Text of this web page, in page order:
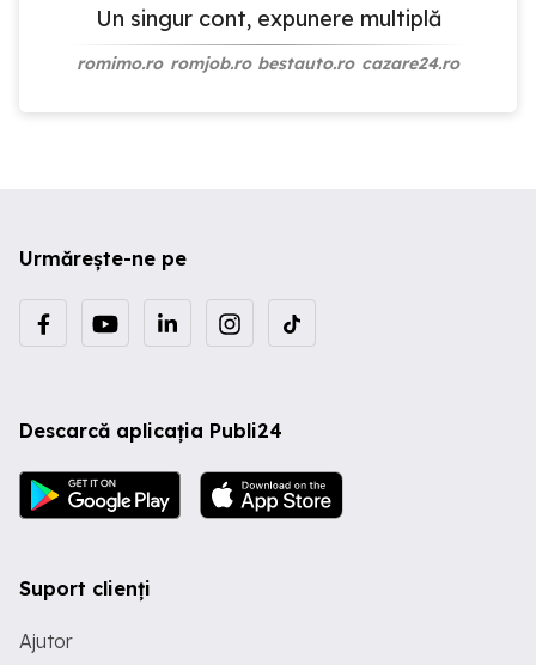
Un singur cont, expunere multiplă
romimo.ro romjob.ro bestauto.ro cazare24.ro
Urmărește-ne pe
Descarcă aplicația Publi24
Suport clienți
Ajutor